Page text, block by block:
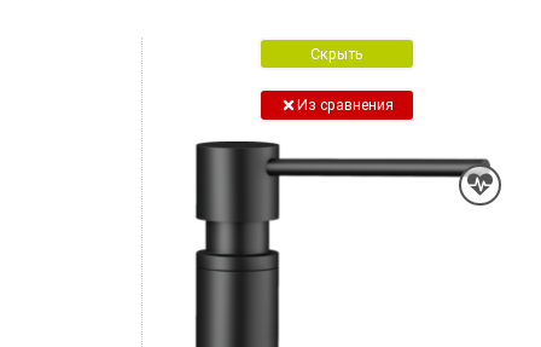
Скрыть
Из сравнения